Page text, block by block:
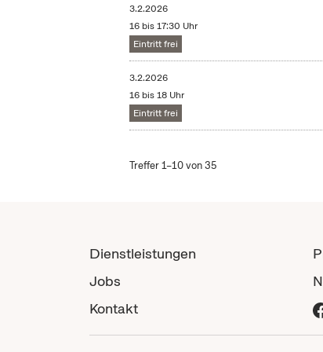
3.2.2026
16 bis 17:30 Uhr
Eintritt frei
3.2.2026
16 bis 18 Uhr
Eintritt frei
Treffer 1–10 von 35
Dienstleistungen
Jobs
Kontakt